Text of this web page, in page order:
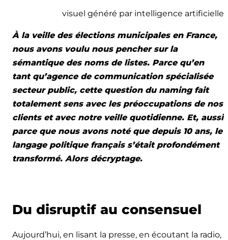
visuel généré par intelligence artificielle
À la veille des élections municipales en France,
nous avons voulu nous pencher sur la
sémantique des noms de listes. Parce qu’en
tant qu’agence de communication spécialisée
secteur public, cette question du naming fait
totalement sens avec les préoccupations de nos
clients et avec notre veille quotidienne. Et, aussi
parce que nous avons noté que depuis 10 ans, le
langage politique français s’était profondément
transformé. Alors décryptage.
Du disruptif au consensuel
Aujourd’hui, en lisant la presse, en écoutant la radio,